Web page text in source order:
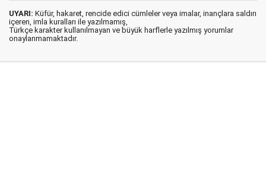
UYARI: Küfür, hakaret, rencide edici cümleler veya imalar, inançlara saldırı
içeren, imla kuralları ile yazılmamış,
Türkçe karakter kullanılmayan ve büyük harflerle yazılmış yorumlar
onaylanmamaktadır.